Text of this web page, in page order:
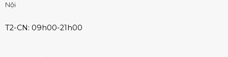
Nội
T2-CN: 09h00-21h00